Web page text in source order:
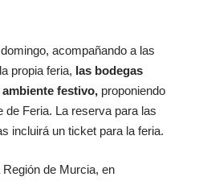
acompañando a las
propia feria, las bodegas
festivo, proponiendo
Feria. La reserva para las
incluirá un ticket para la feria.
de Murcia, en